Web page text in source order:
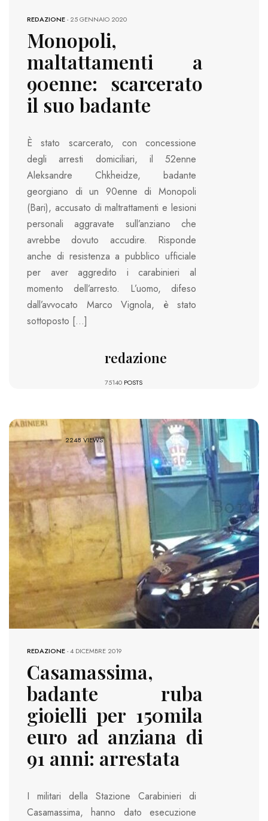
REDAZIONE-25 GENNAIO 2020
Monopoli,
maltattamenti a
90enne: scarcerato
il suo badante
È stato scarcerato, con concessione
degli arresti domiciliari, il 52enne
Aleksandre Chkheidze, badante
georgiano di un 90enne di Monopoli
(Bari), accusato di maltrattamenti e lesioni
personali aggravate sull’anziano che
avrebbe dovuto accudire. Risponde
anche di resistenza a pubblico ufficiale
per aver aggredito i carabinieri al
momento dell’arresto. L’uomo, difeso
dall’avvocato Marco Vignola, è stato
sottoposto […]
redazione
75140 POSTS
2248 VIEWS
REDAZIONE-4 DICEMBRE 2019
Casamassima,
badante ruba
gioielli per 150mila
euro ad anziana di
91 anni: arrestata
I militari della Stazione Carabinieri di
Casamassima, hanno dato esecuzione